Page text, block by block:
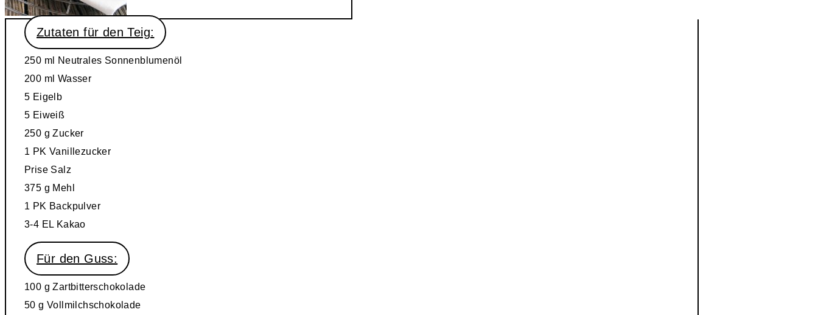
Zutaten für den Teig:
250 ml
Neutrales Sonnenblumenöl
200 ml Wasser
5 Eigelb
5 Eiweiß
250 g Zucker
1 PK Vanillezucker
Prise Salz
375 g Mehl
1 PK Backpulver
3-4 EL Kakao
Für den Guss:
100 g Zartbitterschokolade
50 g Vollmilchschokolade